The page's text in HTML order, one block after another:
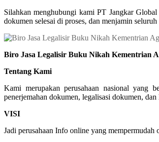
Silahkan menghubungi kami PT Jangkar
dokumen selesai di proses, dan menjamin
Biro Jasa Legalisir Buku Nikah Kementrian
Tentang Kami
Kami merupakan perusahaan nasional yang
penerjemahan dokumen, legalisasi dokumen, dan
VISI
Jadi perusahaan Info online yang